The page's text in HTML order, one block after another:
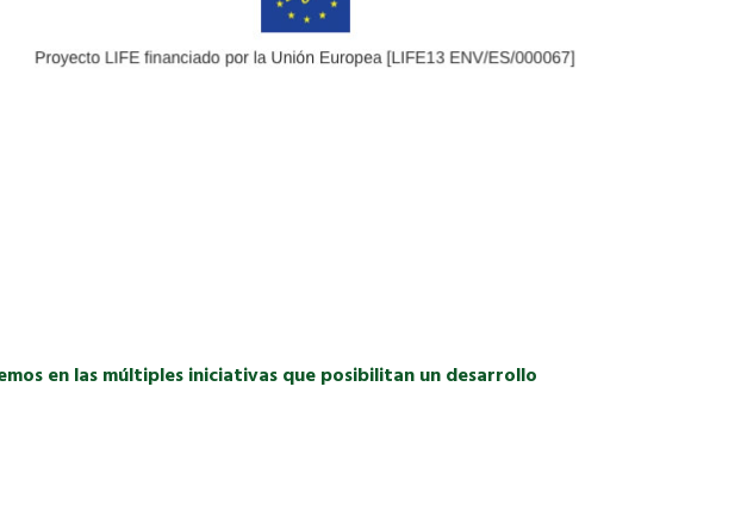
en las múltiples iniciativas que posibilitan un desarrollo